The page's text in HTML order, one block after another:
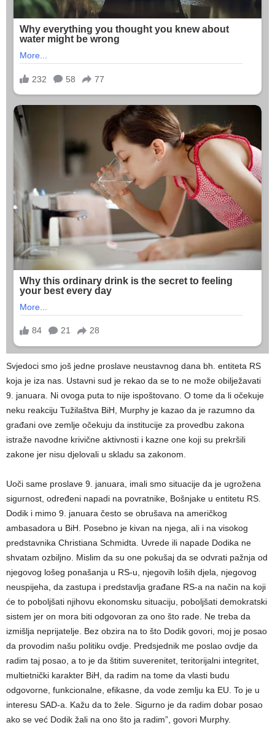
Svjedoci smo još jedne proslave neustavnog dana bh. entiteta RS
koja je iza nas. Ustavni sud je rekao da se to ne može obilježavati
9. januara. Ni ovoga puta to nije ispoštovano. O tome da li očekuje
neku reakciju Tužilaštva BiH, Murphy je kazao da je razumno da
građani ove zemlje očekuju da institucije za provedbu zakona
istraže navodne krivične aktivnosti i kazne one koji su prekršili
zakone jer nisu djelovali u skladu sa zakonom.
Uoči same proslave 9. januara, imali smo situacije da je ugrožena
sigurnost, određeni napadi na povratnike, Bošnjake u entitetu RS.
Dodik i mimo 9. januara često se obrušava na američkog
ambasadora u BiH. Posebno je kivan na njega, ali i na visokog
predstavnika Christiana Schmidta. Uvrede ili napade Dodika ne
shvatam ozbiljno. Mislim da su one pokušaj da se odvrati pažnja od
njegovog lošeg ponašanja u RS-u, njegovih loših djela, njegovog
neuspijeha, da zastupa i predstavlja građane RS-a na način na koji
će to poboljšati njihovu ekonomsku situaciju, poboljšati demokratski
sistem jer on mora biti odgovoran za ono što rade. Ne treba da
izmišlja neprijatelje. Bez obzira na to što Dodik govori, moj je posao
da provodim našu politiku ovdje. Predsjednik me poslao ovdje da
radim taj posao, a to je da štitim suverenitet, teritorijalni integritet,
multietnički karakter BiH, da radim na tome da vlasti budu
odgovorne, funkcionalne, efikasne, da vode zemlju ka EU. To je u
interesu SAD-a. Kažu da to žele. Sigurno je da radim dobar posao
ako se već Dodik žali na ono što ja radim”, govori Murphy.